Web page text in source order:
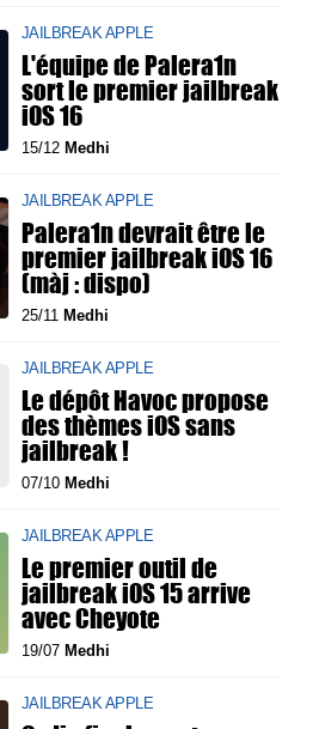
JAILBREAK APPLE
L'équipe de Palera1n
sort le premier jailbreak
iOS 16
15/12 Medhi
JAILBREAK APPLE
Palera1n devrait être le
premier jailbreak iOS 16
(màj : dispo)
25/11 Medhi
JAILBREAK APPLE
Le dépôt Havoc propose
des thèmes iOS sans
jailbreak !
07/10 Medhi
JAILBREAK APPLE
Le premier outil de
jailbreak iOS 15 arrive
avec Cheyote
19/07 Medhi
JAILBREAK APPLE